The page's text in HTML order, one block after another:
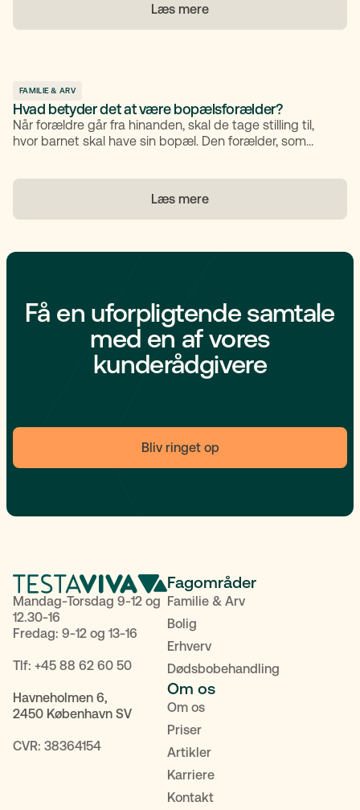
Læs mere
FAMILIE & ARV
Hvad betyder det at være bopælsforælder?
Når forældre går fra hinanden, skal de tage stilling til,
hvor barnet skal have sin bopæl. Den forælder, som
betyder at være bopælsforælder, hvordan reglerne
fungerer, og hvad du skal være opmærksom på i
Læs mere
Få en uforpligtende samtale
med en af vores
kunderådgivere
Bliv ringet op
Mandag-Torsdag 9-12 og
12.30-16
Fredag: 9-12 og 13-16
Tlf: +45 88 62 60 50
Havneholmen 6,
2450 København SV
CVR: 38364154
Fagområder
Familie & Arv
Bolig
Erhverv
Dødsbobehandling
Om os
Om os
Priser
Artikler
Karriere
Kontakt